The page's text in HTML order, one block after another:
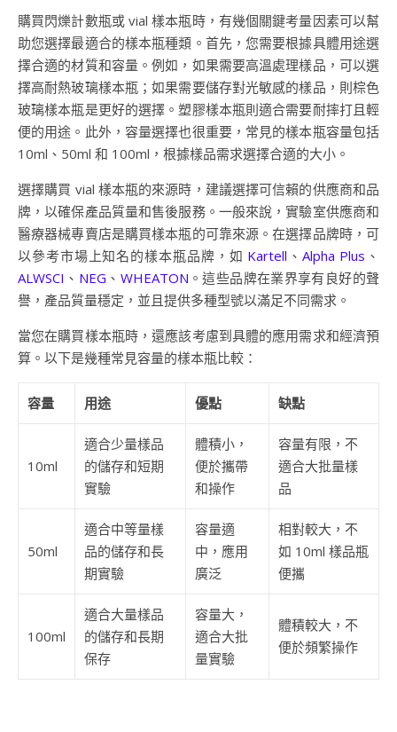
購買閃爍計數瓶或 vial 樣本瓶時，有幾個關鍵考量因素可以幫
助您選擇最適合的樣本瓶種類。首先，您需要根據具體用途選
擇合適的材質和容量。例如，如果需要高溫處理樣品，可以選
擇高耐熱玻璃樣本瓶；如果需要儲存對光敏感的樣品，則棕色
玻璃樣本瓶是更好的選擇。塑膠樣本瓶則適合需要耐摔打且輕
便的用途。此外，容量選擇也很重要，常見的樣本瓶容量包括
10ml、50ml 和 100ml，根據樣品需求選擇合適的大小。
選擇購買 vial 樣本瓶的來源時，建議選擇可信賴的供應商和品
牌，以確保產品質量和售後服務。一般來說，實驗室供應商和
醫療器械專賣店是購買樣本瓶的可靠來源。在選擇品牌時，可
以參考市場上知名的樣本瓶品牌，如 Kartell 、Alpha Plus 、
ALWSCI 、 NEG 、 WHEATON 。這些品牌在業界享有良好的聲
譽，產品質量穩定，並且提供多種型號以滿足不同需求。
當您在購買樣本瓶時，還應該考慮到具體的應用需求和經濟預
算。以下是幾種常見容量的樣本瓶比較：
容量 用途 優點 缺點
10ml
適合少量樣品
的儲存和短期
實驗
體積小，
便於攜帶
和操作
容量有限，不
適合大批量樣
品
50ml
適合中等量樣
品的儲存和長
期實驗
容量適
中，應用
廣泛
相對較大，不
如 10ml 樣品瓶
便攜
100ml
適合大量樣品
的儲存和長期
保存
容量大，
適合大批
量實驗
體積較大，不
便於頻繁操作